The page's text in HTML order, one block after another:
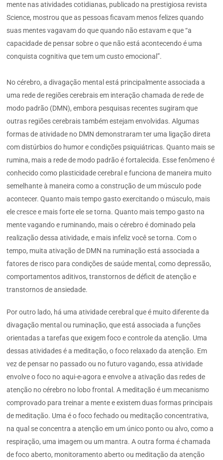
mente nas atividades cotidianas, publicado na prestigiosa revista
Science, mostrou que as pessoas ficavam menos felizes quando
suas mentes vagavam do que quando não estavam e que “a
capacidade de pensar sobre o que não está acontecendo é uma
conquista cognitiva que tem um custo emocional”.
No cérebro, a divagação mental está principalmente associada a
uma rede de regiões cerebrais em interação chamada de rede de
modo padrão (DMN), embora pesquisas recentes sugiram que
outras regiões cerebrais também estejam envolvidas. Algumas
formas de atividade no DMN demonstraram ter uma ligação direta
com distúrbios do humor e condições psiquiátricas. Quanto mais se
rumina, mais a rede de modo padrão é fortalecida. Esse fenômeno é
conhecido como plasticidade cerebral e funciona de maneira muito
semelhante à maneira como a construção de um músculo pode
acontecer. Quanto mais tempo gasto exercitando o músculo, mais
ele cresce e mais forte ele se torna. Quanto mais tempo gasto na
mente vagando e ruminando, mais o cérebro é dominado pela
realização dessa atividade, e mais infeliz você se torna. Com o
tempo, muita ativação de DMN na ruminação está associada a
fatores de risco para condições de saúde mental, como depressão,
comportamentos aditivos, transtornos de déficit de atenção e
transtornos de ansiedade.
Por outro lado, há uma atividade cerebral que é muito diferente da
divagação mental ou ruminação, que está associada a funções
orientadas a tarefas que exigem foco e controle da atenção. Uma
dessas atividades é a meditação, o foco relaxado da atenção. Em
vez de pensar no passado ou no futuro vagando, essa atividade
envolve o foco no aqui-e-agora e envolve a ativação das redes de
atenção no cérebro no lobo frontal. A meditação é um mecanismo
comprovado para treinar a mente e existem duas formas principais
de meditação. Uma é o foco fechado ou meditação concentrativa,
na qual se concentra a atenção em um único ponto ou alvo, como a
respiração, uma imagem ou um mantra. A outra forma é chamada
de foco aberto, monitoramento aberto ou meditação da atenção